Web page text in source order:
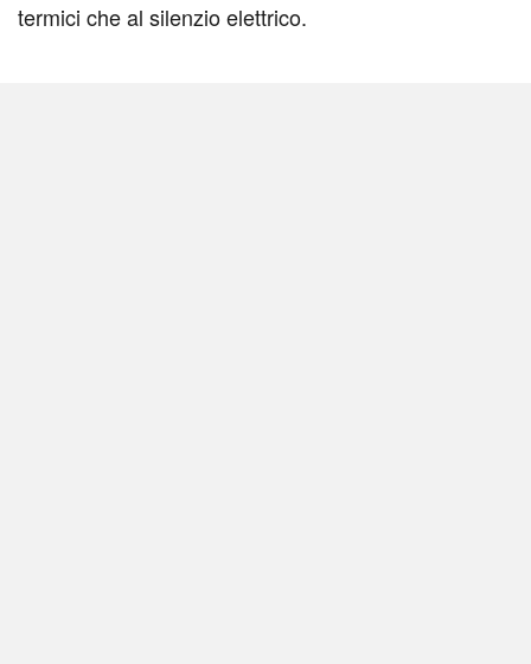
termici che al silenzio elettrico.